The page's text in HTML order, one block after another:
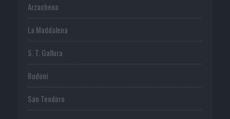
Arzachena
La Maddalena
S. T. Gallura
Budoni
San Teodoro